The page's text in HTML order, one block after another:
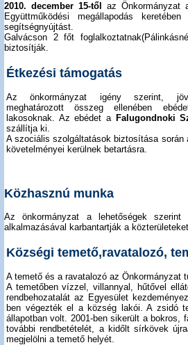
2010. december 15-től az Önkormányzat
Együttműködési megállapodás
segítségnyújtást.
Galvácson 2 főt
biztosítják.
Étkezési támogatás
Az önkormányzat igény szerint,
meghatározott összeg ellenében
lakosoknak. Az ebédet a Falugondnoki
szállítja ki.
A szociális szolgáltatások biztosítása során
követelményei kerülnek betartásra.
Közhasznú munka
Az önkormányzat a lehetőségek szerint
alkalmazásával karbantartják a
Községi temető,ravatalozó,
A temető és a ravatalozó az Önkormányzat
A temetőben vízzel, villannyal, hűtővel
rendbehozatalát az Egyesület
ben végezték el a község lakói. A zsidó
állapotban volt. 2001-ben sikerült a
további rendbetételét, a kidőlt sírkövek
megjelölni a temető helyét.